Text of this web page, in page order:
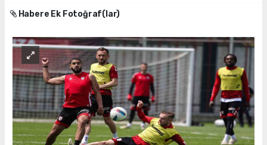
Habere Ek Fotoğraf(lar)